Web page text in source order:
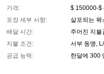
가격:
$ 150000-$
포장 세부 사항:
살포되는 왁
배달 시간:
주어진 지불
지불 조건:
서부 동맹,
공급 능력:
한달에 300